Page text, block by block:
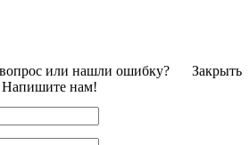
Закрыть
или нашли ошибку?
Напишите нам!